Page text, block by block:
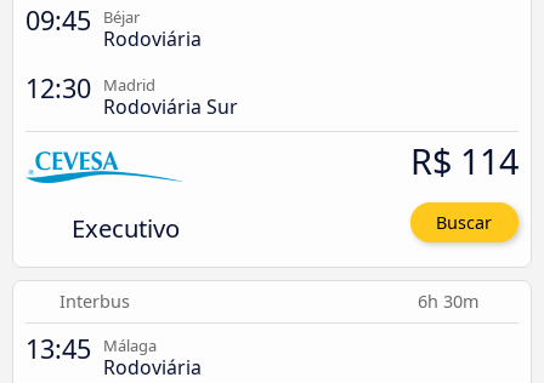
09:45 Béjar
Rodoviária
12:30 Madrid
Rodoviária Sur
Executivo
R$ 114
Buscar
Interbus 6h 30m
13:45 Málaga
Rodoviária